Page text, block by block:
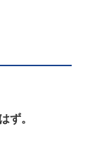
ず。